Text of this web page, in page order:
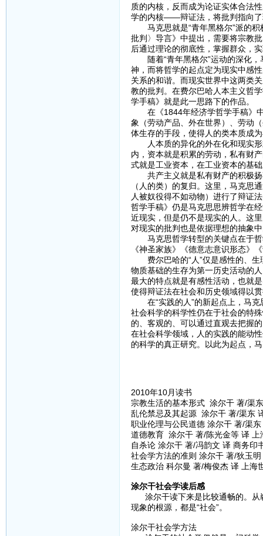
质的内核，反而成为论证实体合法
学的内核——辩证法，将批判指向了
马克思就是“青年黑格尔”派的积
批判〉导言》中提出，需要将宗教
后通过理论的彻底性，掌握群众，
随着“青年黑格尔”运动的深化，
神，而将哲学的起点定为现实中感
关系的和谐。而现实世界中这两类
教的批判。在费尔巴哈人本主义哲
学手稿》就是此一思路下的作品。
在《1844年经济学哲学手稿》中
象（劳动产品、外在世界）、劳
体生存的手段，使得人的类本质成
人本质的异化的外在化和现实形
内，资本就是积累的劳动，私有财
式就是工业资本，在工业资本的基
共产主义就是私有财产的积极扬
（人的类）的复归。这里，马克思
人被奴役得不如动物）进行了辩证
哲学手稿》仍是马克思思辨哲学
近现实，但是仍不是现实的人。这
对现实的批判也是依据理想的抽象
马克思哲学转型的关键点在于哲
《神圣家族》《德意志意识形态》
费尔巴哈的“人”仅是感性的、生
物质基础的生存为第一历史活动的
最大的特点就是有感性活动，也就
使得辩证法在社会和历史领域得以
在“实践的人”的新起点上，马克
社会科学的科学性仍在于社会的特
的、客观的、可以通过直观去把握
在社会科学领域，人的实践的能动
的科学的真正研究。以此为起点，
2010年10月读书
宗教生活的基本形式 涂尔干 著/渠
乱伦禁忌及其起源 涂尔干 著/渠东
职业伦理与公民道德 涂尔干 著/渠
道德教育 涂尔干 著/陈光金等 译 上
自杀论 涂尔干 著/冯韵文 译 商务印
社会学方法的准则 涂尔干 著/狄玉
生态政治 科尔曼 著/梅俊杰 译 上海
涂尔干社会学读后感
涂尔干读下来是比较通畅的。从
现象的根源，都是“社会”。
涂尔干社会学方法